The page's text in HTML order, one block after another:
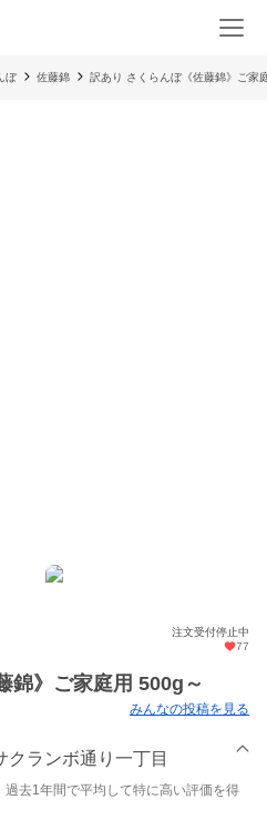
ぼ 佐藤錦 訳あり さくらんぼ《佐藤錦》ご家
注文受付停止中
77
錦》ご家庭用 500g～
みんなの投稿を見る
クランボ通り一丁目
去1年間で平均して特に高い評価を得